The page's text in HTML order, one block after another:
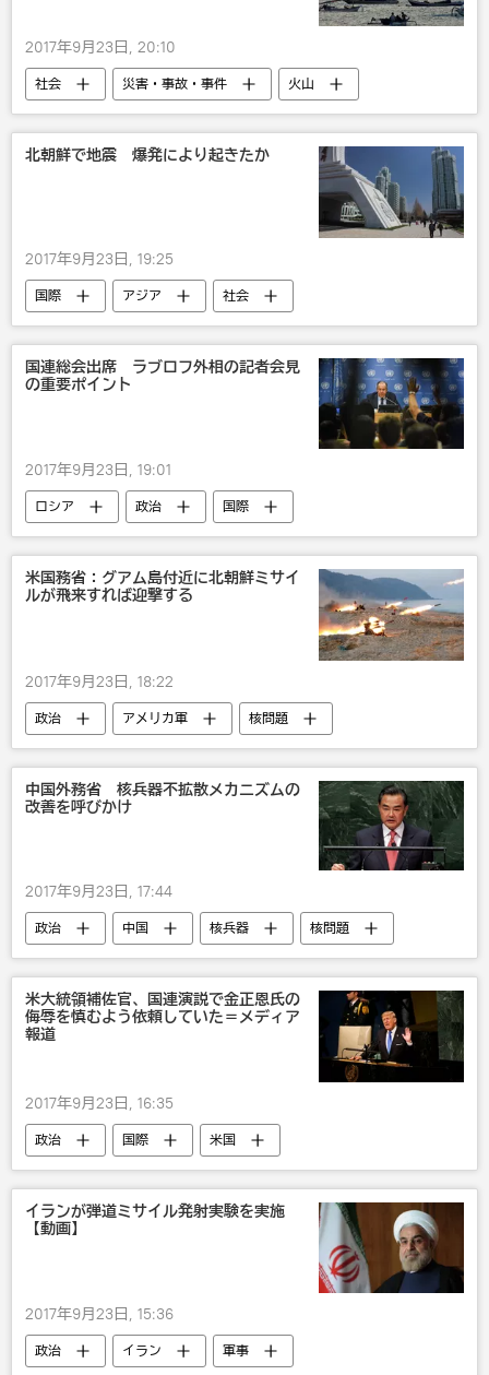
2017年9月23日, 20:10
社会 災害・事故・事件
火山
自然
観光 旅行
北朝鮮で地震 爆発により起きたか
2017年9月23日, 19:25
国際 アジア
社会
災害・事故・事件
北朝鮮
核問題
地震
国連総会出席 ラブロフ外相の記者会見
の重要ポイント
2017年9月23日, 19:01
ロシア 政治
国際
セルゲイ・ラブロフ
国連
制裁
核問題
戦争・紛争・対立・外交
米国務省：グアム島付近に北朝鮮ミサイ
ルが飛来すれば迎撃する
2017年9月23日, 18:22
政治 アメリカ軍
核問題
ミサイル
軍事 米国
中国外務省 核兵器不拡散メカニズムの
改善を呼びかけ
2017年9月23日, 17:44
政治 中国 核兵器
核問題
テロ
米大統領補佐官、国連演説で金正恩氏の
侮辱を慎むよう依頼していた＝メディア
報道
2017年9月23日, 16:35
政治 国際
米国
ドナルド・トランプ
国連
核問題
戦争・紛争・対立・外交
イランが弾道ミサイル発射実験を実施
【動画】
2017年9月23日, 15:36
政治 イラン
軍事